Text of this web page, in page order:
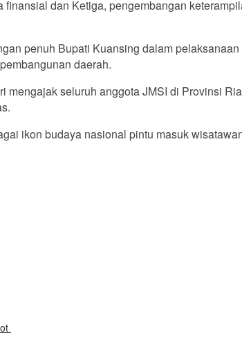
dan Ketiga, pengembangan
penuh Bupati Kuansing dalam
daerah.
seluruh anggota JMSI di Provinsi
ikon budaya nasional pintu masuk